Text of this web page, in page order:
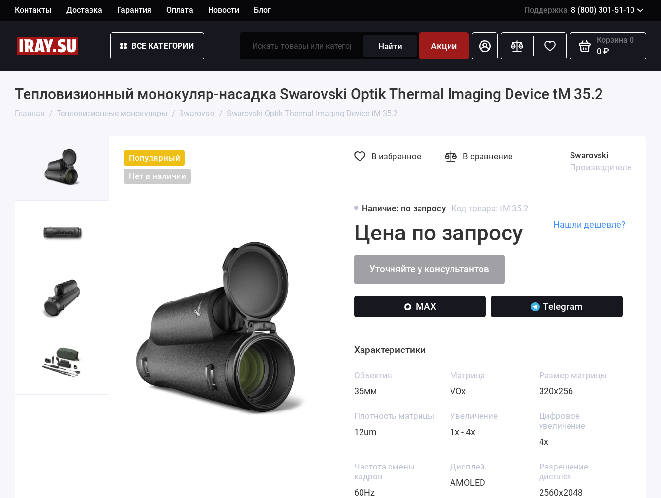
Контакты Доставка Гарантия Оплата Новости Блог Поддержка 8 (800) 301-51-10
ВСЕ КАТЕГОРИИ Найти Акции
Корзина 0
0 ₽
Тепловизионный монокуляр-насадка Swarovski Optik Thermal Imaging Device tM 35.2
Главная Тепловизионные монокуляры Swarovski Swarovski Optik Thermal Imaging Device tM 35.2
Популярный
Нет в наличии
Наличие: по запросу Код товара: tM 35.2
Swarovski
Производитель
Цена по запросу
Уточняйте у консультантов
Нашли дешевле?
MAX Telegram
В избранное В сравнение
Характеристики
Объектив
35мм
Матрица
VOx
Размер матрицы
320x256
Плотность матрицы
12um
Увеличение
1x - 4x
Цифровое
увеличение
4x
Частота смены
кадров
60Hz
Дисплей
AMOLED
Разрешение
дисплея
2560x2048